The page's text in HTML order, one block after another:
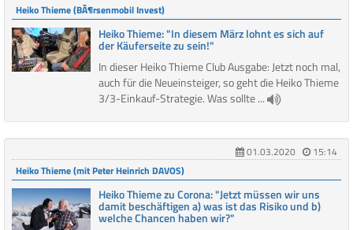
Heiko Thieme (BÃ¶rsenmobil Invest)
Heiko Thieme: "In diesem März lohnt es sich auf
der Käuferseite zu sein!"
In dieser Heiko Thieme Club Ausgabe: Jetzt noch mal,
auch für die Neueinsteiger, so geht die Heiko Thieme
3/3-Einkauf-Strategie. Was sollte ...
01.03.2020
15:14
Heiko Thieme (mit Peter Heinrich DAVOS)
Heiko Thieme zu Corona: "Jetzt müssen wir uns
damit beschäftigen a) was ist das Risiko und b)
welche Chancen haben wir?"